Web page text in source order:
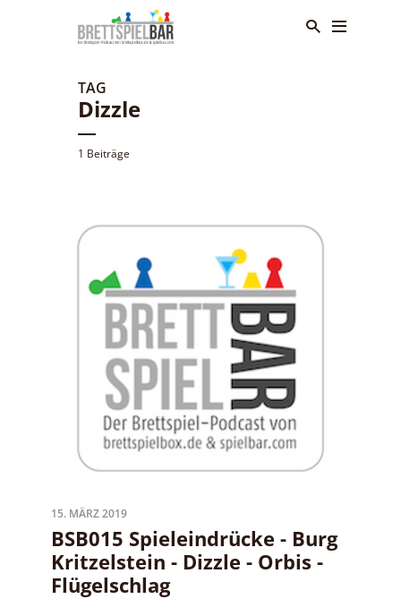
TAG
Dizzle
1 Beiträge
15. MÄRZ 2019
BSB015 Spieleindrücke - Burg
Kritzelstein - Dizzle - Orbis -
Flügelschlag